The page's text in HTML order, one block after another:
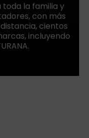
la familia y
con más
cientos
incluyendo